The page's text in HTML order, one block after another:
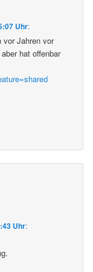
Uhr:
vor Jahren vor
hat offenbar
Uhr: